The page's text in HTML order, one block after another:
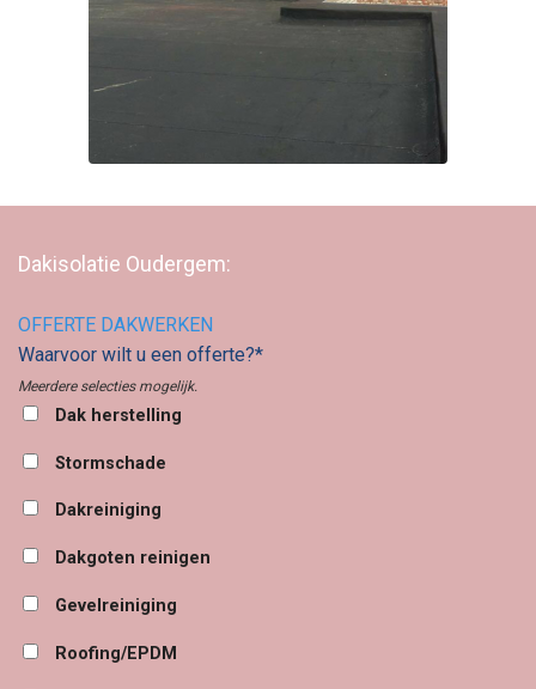
Dakisolatie Oudergem:
OFFERTE DAKWERKEN
Waarvoor wilt u een offerte?*
Meerdere selecties mogelijk.
Dak herstelling
Stormschade
Dakreiniging
Dakgoten reinigen
Gevelreiniging
Roofing/EPDM